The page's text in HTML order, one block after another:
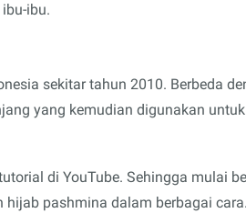
ibu.
sekitar tahun 2010. Berbeda
yang kemudian digunakan
di YouTube. Sehingga mulai
pashmina dalam berbagai